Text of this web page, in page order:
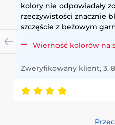
kolory nie odpowiadały
rzeczywistości znacznie
szczęście z beżowym
Wierność kolorów na
Zweryfikowany klient, 3.